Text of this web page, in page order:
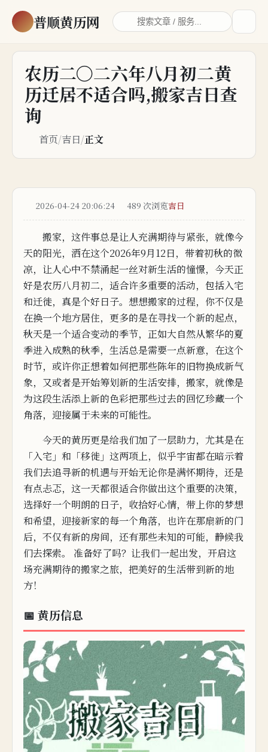
普顺黄历网
农历二〇二六年八月初二黄
历迁居不适合吗,搬家吉日查
询
首页/吉日/正文
2026-04-24 20:06:24 489 次浏览吉日
搬家，这件事总是让人充满期待与紧张，就像今
天的阳光，洒在这个2026年9月12日，带着初秋的微
凉，让人心中不禁涌起一丝对新生活的憧憬，今天正
好是农历八月初二，适合许多重要的活动，包括入宅
和迁徙，真是个好日子。 想想搬家的过程，你不仅是
在换一个地方居住，更多的是在寻找一个新的起点，
秋天是一个适合变动的季节，正如大自然从繁华的夏
季进入成熟的秋季，生活总是需要一点新意，在这个
时节，或许你正想着如何把那些陈年的旧物换成新气
象，又或者是开始筹划新的生活安排，搬家，就像是
为这段生活添 上新的色彩把那些过去的回忆珍藏一个
角落，迎接属于未来的可能性。
今天的黄历更是给我们加了一层助力，尤其是在
「入宅」和「移徙」这两项上，似乎宇宙都在暗示着
我们去追寻新的机遇与开始无论你是满怀期待，还是
有点忐忑， 这一天都很适合你做出这个重要的决策，
选择好一个明朗的日子，收拾好心情，带上你的梦想
和希望，迎接新家的每一个角落，也许在那扇新的门
后，不仅有新的房间，还有那些未知的可能，静候我
们去探索。 准备好了吗？让我们一起出发，开启这
场充满期待的搬家之旅，把美好的生活带到新的地
方！
📅 黄历信息